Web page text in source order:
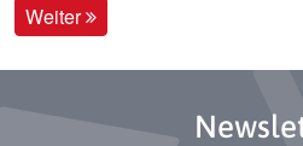
Weiter